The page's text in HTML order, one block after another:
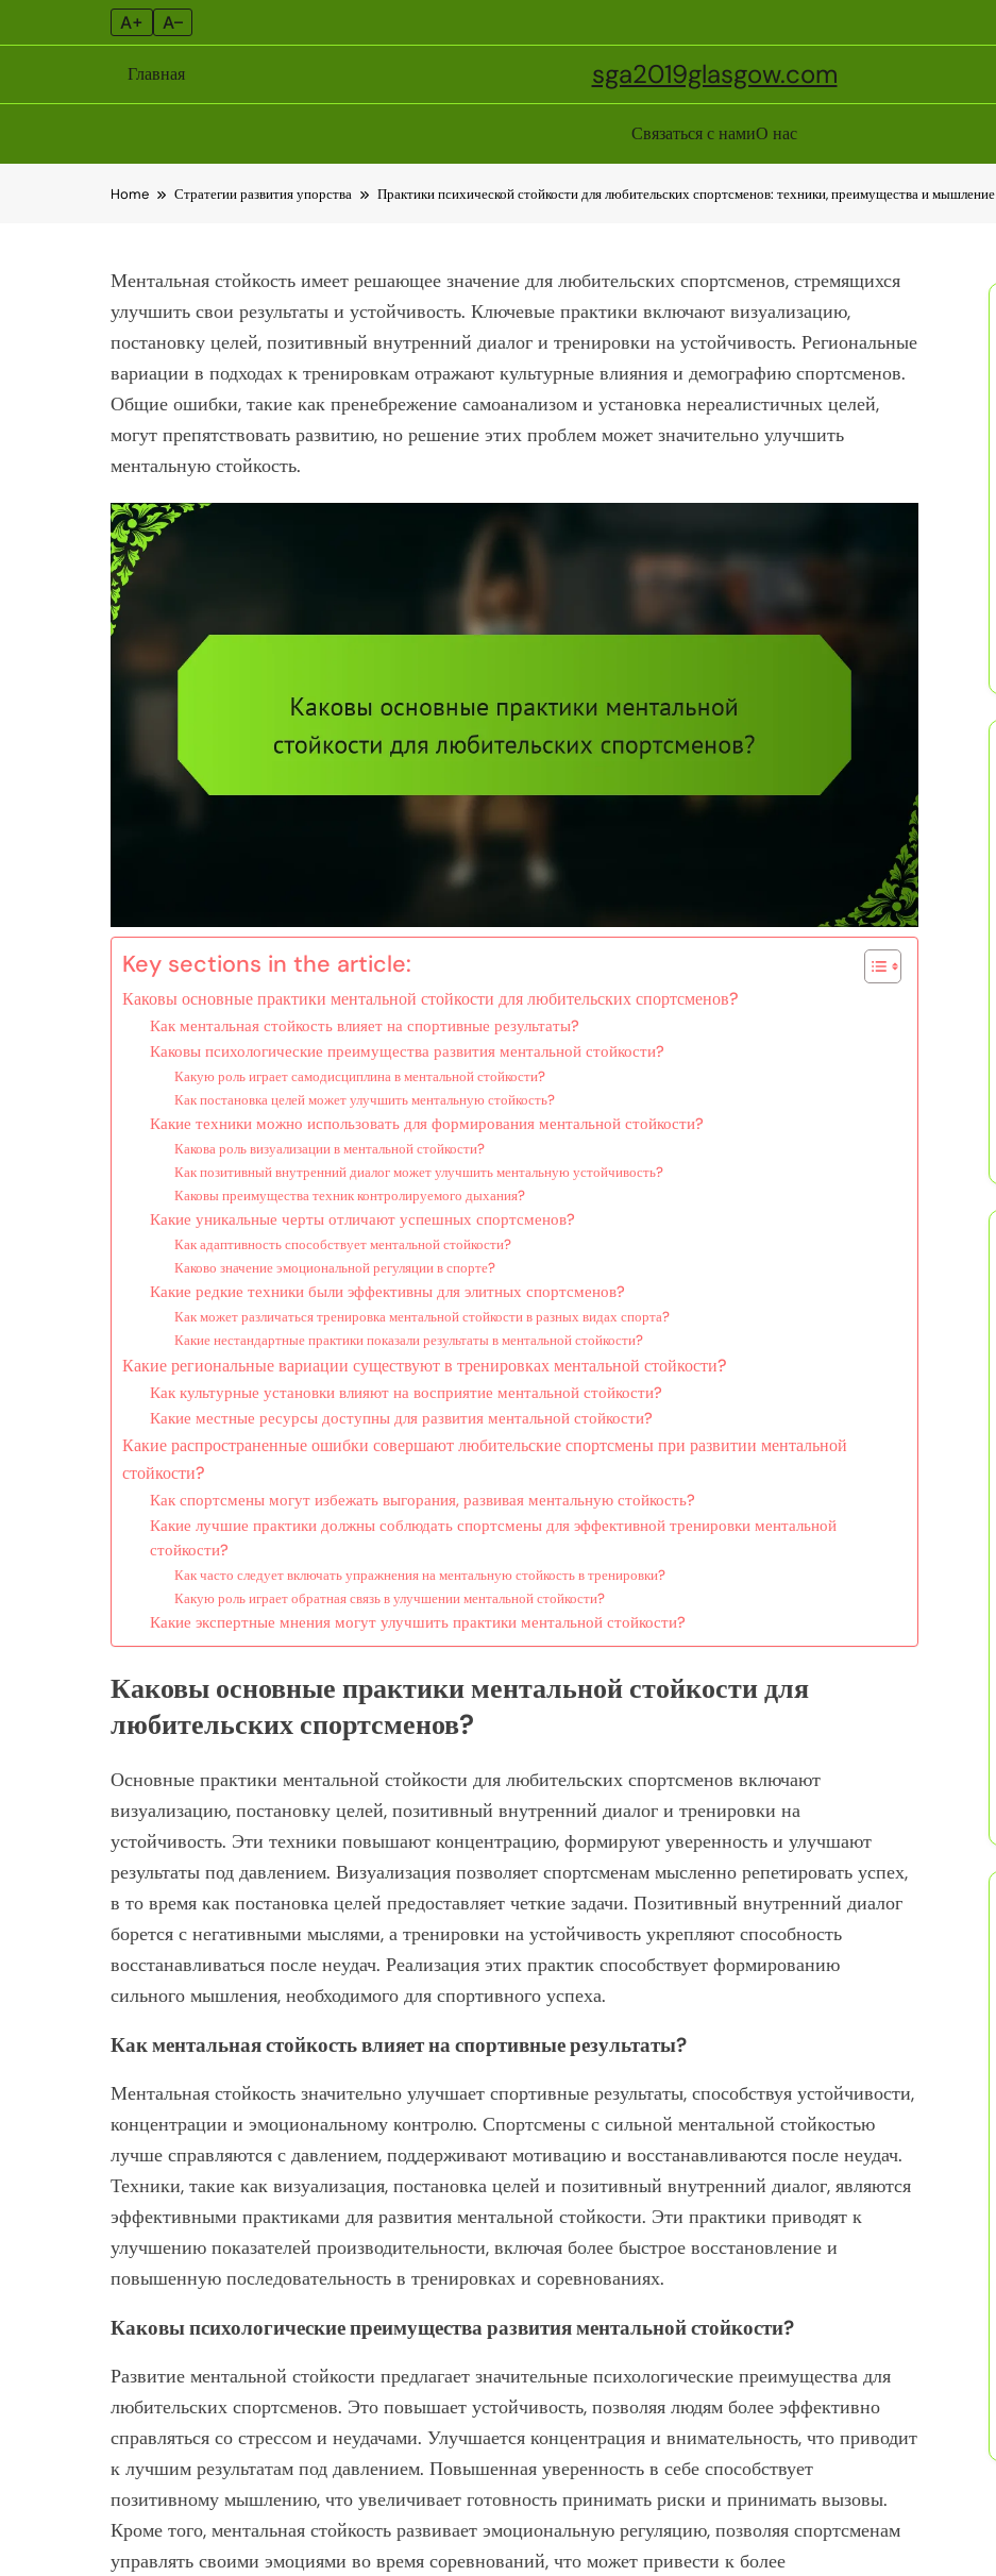
A+ A–
Главная sga2019glasgow.com
Связаться с намиО нас
Home Стратегии развития упорства Практики психической стойкости для любительских спортсменов: техники, преимущества и мышление
Ментальная стойкость имеет решающее значение для любительских спортсменов, стремящихся
улучшить свои результаты и устойчивость. Ключевые практики включают визуализацию,
постановку целей, позитивный внутренний диалог и тренировки на устойчивость. Региональные
вариации в подходах к тренировкам отражают культурные влияния и демографию спортсменов.
Общие ошибки, такие как пренебрежение самоанализом и установка нереалистичных целей,
могут препятствовать развитию, но решение этих проблем может значительно улучшить
ментальную стойкость.
Key sections in the article:
Каковы основные практики ментальной стойкости для любительских спортсменов?
Как ментальная стойкость влияет на спортивные результаты?
Каковы психологические преимущества развития ментальной стойкости?
Какую роль играет самодисциплина в ментальной стойкости?
Как постановка целей может улучшить ментальную стойкость?
Какие техники можно использовать для формирования ментальной стойкости?
Какова роль визуализации в ментальной стойкости?
Как позитивный внутренний диалог может улучшить ментальную устойчивость?
Каковы преимущества техник контролируемого дыхания?
Какие уникальные черты отличают успешных спортсменов?
Как адаптивность способствует ментальной стойкости?
Каково значение эмоциональной регуляции в спорте?
Какие редкие техники были эффективны для элитных спортсменов?
Как может различаться тренировка ментальной стойкости в разных видах спорта?
Какие нестандартные практики показали результаты в ментальной стойкости?
Какие региональные вариации существуют в тренировках ментальной стойкости?
Как культурные установки влияют на восприятие ментальной стойкости?
Какие местные ресурсы доступны для развития ментальной стойкости?
Какие распространенные ошибки совершают любительские спортсмены при развитии ментальной
стойкости?
Как спортсмены могут избежать выгорания, развивая ментальную стойкость?
Какие лучшие практики должны соблюдать спортсмены для эффективной тренировки ментальной
стойкости?
Как часто следует включать упражнения на ментальную стойкость в тренировки?
Какую роль играет обратная связь в улучшении ментальной стойкости?
Какие экспертные мнения могут улучшить практики ментальной стойкости?
Каковы основные практики ментальной стойкости для
любительских спортсменов?
Основные практики ментальной стойкости для любительских спортсменов включают
визуализацию, постановку целей, позитивный внутренний диалог и тренировки на
устойчивость. Эти техники повышают концентрацию, формируют уверенность и улучшают
результаты под давлением. Визуализация позволяет спортсменам мысленно репетировать успех,
в то время как постановка целей предоставляет четкие задачи. Позитивный внутренний диалог
борется с негативными мыслями, а тренировки на устойчивость укрепляют способность
восстанавливаться после неудач. Реализация этих практик способствует формированию
сильного мышления, необходимого для спортивного успеха.
Как ментальная стойкость влияет на спортивные результаты?
Ментальная стойкость значительно улучшает спортивные результаты, способствуя устойчивости,
концентрации и эмоциональному контролю. Спортсмены с сильной ментальной стойкостью
лучше справляются с давлением, поддерживают мотивацию и восстанавливаются после неудач.
Техники, такие как визуализация, постановка целей и позитивный внутренний диалог, являются
эффективными практиками для развития ментальной стойкости. Эти практики приводят к
улучшению показателей производительности, включая более быстрое восстановление и
повышенную последовательность в тренировках и соревнованиях.
Каковы психологические преимущества развития ментальной стойкости?
Развитие ментальной стойкости предлагает значительные психологические преимущества для
любительских спортсменов. Это повышает устойчивость, позволяя людям более эффективно
справляться со стрессом и неудачами. Улучшается концентрация и внимательность, что приводит
к лучшим результатам под давлением. Повышенная уверенность в себе способствует
позитивному мышлению, что увеличивает готовность принимать риски и принимать вызовы.
Кроме того, ментальная стойкость развивает эмоциональную регуляцию, позволяя спортсменам
управлять своими эмоциями во время соревнований, что может привести к более